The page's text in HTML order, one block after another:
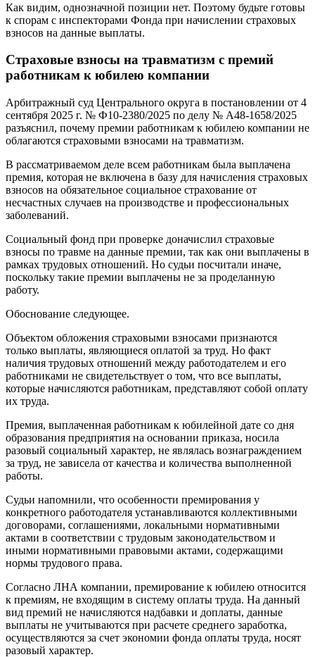
Как видим, однозначной позиции нет. Поэтому будьте готовы
к спорам с инспекторами Фонда при начислении страховых
взносов на данные выплаты.
Страховые взносы на травматизм с премий
работникам к юбилею компании
Арбитражный суд Центрального округа в постановлении от 4
сентября 2025 г. № Ф10-2380/2025 по делу № А48-1658/2025
разъяснил, почему премии работникам к юбилею компании не
облагаются страховыми взносами на травматизм.
В рассматриваемом деле всем работникам была выплачена
премия, которая не включена в базу для начисления страховых
взносов на обязательное социальное страхование от
несчастных случаев на производстве и профессиональных
заболеваний.
Социальный фонд при проверке доначислил страховые
взносы по травме на данные премии, так как они выплачены в
рамках трудовых отношений. Но судьи посчитали иначе,
поскольку такие премии выплачены не за проделанную
работу.
Обоснование следующее.
Объектом обложения страховыми взносами признаются
только выплаты, являющиеся оплатой за труд. Но факт
наличия трудовых отношений между работодателем и его
работниками не свидетельствует о том, что все выплаты,
которые начисляются работникам, представляют собой оплату
их труда.
Премия, выплаченная работникам к юбилейной дате со дня
образования предприятия на основании приказа, носила
разовый социальный характер, не являлась вознаграждением
за труд, не зависела от качества и количества выполненной
работы.
Судьи напомнили, что особенности премирования у
конкретного работодателя устанавливаются коллективными
договорами, соглашениями, локальными нормативными
актами в соответствии с трудовым законодательством и
иными нормативными правовыми актами, содержащими
нормы трудового права.
Согласно ЛНА компании, премирование к юбилею относится
к премиям, не входящим в систему оплаты труда. На данный
вид премий не начисляются надбавки и доплаты, данные
выплаты не учитываются при расчете среднего заработка,
осуществляются за счет экономии фонда оплаты труда, носят
разовый характер.